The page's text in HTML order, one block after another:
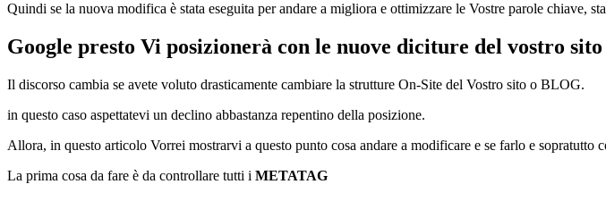
Quindi se la nuova modifica è stata eseguita per andare a migliora e ottimizzare le Vostre parole chiave,
Google presto Vi posizionerà con le nuove diciture del vostro
Il discorso cambia se avete voluto drasticamente cambiare la strutture On-Site del Vostro sito o BLOG.
in questo caso aspettatevi un declino abbastanza repentino della posizione.
Allora, in questo articolo Vorrei mostrarvi a questo punto cosa andare a modificare e se farlo e
La prima cosa da fare è da controllare tutti i METATAG